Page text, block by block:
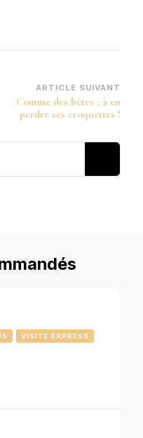
ARTICLE SUIVANT
Comme des bêtes , à en
perdre ses croquettes !
VISITE EXPRESS